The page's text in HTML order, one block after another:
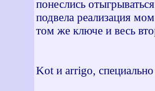
понеслись
подвела реализация
том же ключе и весь
Kot и arrigo,